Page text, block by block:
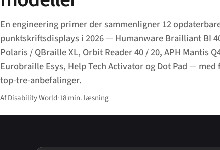
En engineering primer der sammenligner 12
punktskriftsdisplays i 2026 — Humanware Brailliant BI
Polaris / QBraille XL, Orbit Reader 40 / 20, APH Mantis
Eurobraille Esys, Help Tech Activator og Dot Pad —
top-tre-anbefalinger.
Af Disability World·18 min. læsning